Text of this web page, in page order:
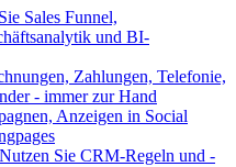
Sales Funnel,
und BI-
Zahlungen, Telefonie,
- immer zur Hand
Anzeigen in Social
Nutzen Sie CRM-Regeln und -